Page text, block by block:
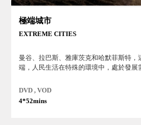
極端城市
EXTREME CITIES
曼谷、拉巴斯、雅庫茨克和哈默菲斯特，
端，人民生活在特殊的環境中，處於發展
DVD , VOD
4*52mins